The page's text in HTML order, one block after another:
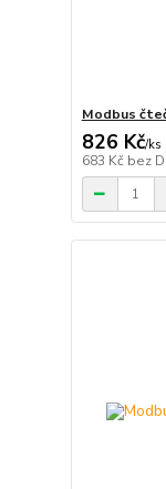
Modbus
826 Kč/ks
683 Kč bez